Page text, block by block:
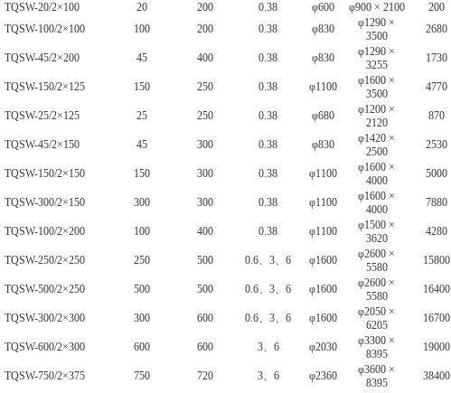
20/2×100
20 200 0.38 φ600 φ900 × 2100
200
100/2×100
100 200 0.38 φ830
φ1290 ×
3500
2680
45/2×200 45 400 0.38 φ830
φ1290 ×
3255
1730
150/2×125 150 250 0.38 φ1100
φ1600 ×
3500
4770
25/2×125 25 250 0.38 φ680
φ1200 ×
2120
870
45/2×150 45 300 0.38 φ830
φ1420 ×
2500
2530
150/2×150 150 300 0.38 φ1100
φ1600 ×
4000
5000
300/2×150 300 300 0.38 φ1100
φ1600 ×
4000
7880
100/2×200 100 400 0.38 φ1100
φ1500 ×
3620
4280
250/2×250 250 500 0.6、3、6 φ1600
φ2600 ×
5580
15800
500/2×250 500 500 0.6、3、6 φ1600
φ2600 ×
5580
16400
300/2×300 300 600 0.6、3、6 φ1600
φ2050 ×
6205
16700
600/2×300 600 600 3、6 φ2030
φ3300 ×
8395
19000
750/2×375 750 720 3、6 φ2360
φ3600 ×
8395
38400